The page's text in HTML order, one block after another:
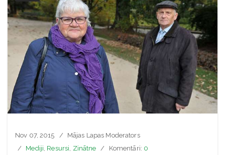
Nov 07, 2015
Mājas Lapas Moderators
Mediji, Resursi, Zinātne Komentāri: 0